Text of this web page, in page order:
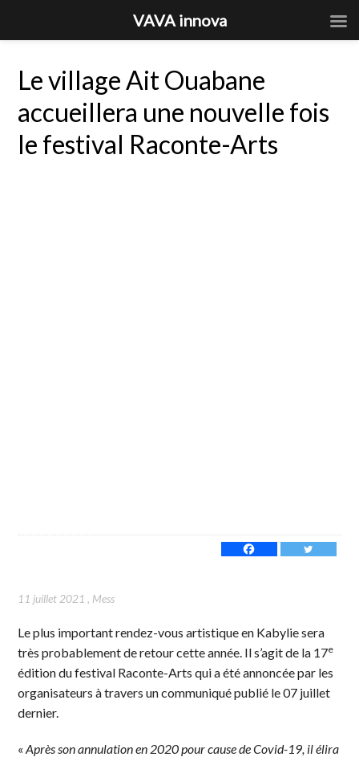
Le village Ait Ouabane
accueillera une nouvelle fois
le festival Raconte-Arts
11 juillet 2021 , Mess
Le plus important rendez-vous artistique en Kabylie sera
très probablement de retour cette année. Il s’agit de la 17e
édition du festival Raconte-Arts qui a été annoncée par les
organisateurs à travers un communiqué publié le 07 juillet
dernier.
«Après son annulation en 2020 pour cause de Covid-19, il élira
VAVA innova